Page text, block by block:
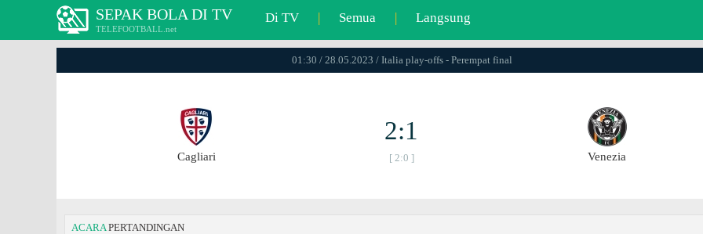
SEPAK BOLA DI TV
TELEFOOTBALL.net
Di TV | Semua | Langsung
01:30 / 28.05.2023 / Italia play-offs - Perempat final
Cagliari
2:1
[ 2:0 ] Venezia
ACARAPERTANDINGAN